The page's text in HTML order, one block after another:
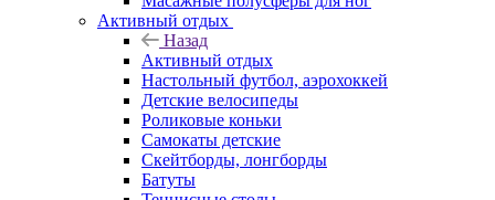
Активный отдых
Назад
Активный отдых
Настольный футбол, аэрохоккей
Детские велосипеды
Роликовые коньки
Самокаты детские
Скейтборды, лонгборды
Батуты